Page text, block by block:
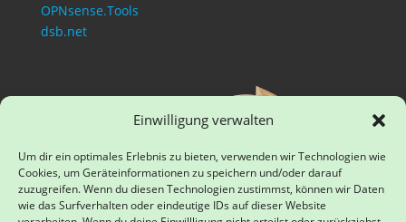
Einwilligung verwalten
Um dir ein optimales Erlebnis zu bieten, verwenden wir Technologien wie
Cookies, um Geräteinformationen zu speichern und/oder darauf
zuzugreifen. Wenn du diesen Technologien zustimmst, können wir Daten
wie das Surfverhalten oder eindeutige IDs auf dieser Website
OPNsense.Tools
dsb.net